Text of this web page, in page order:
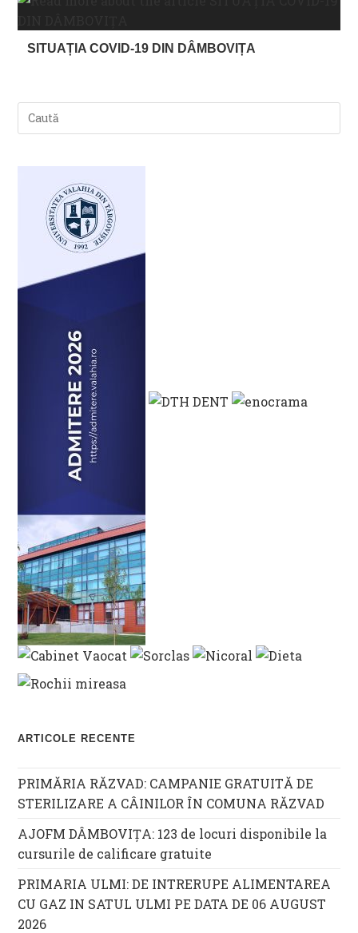
SITUAȚIA COVID-19 DIN DÂMBOVIȚA
ARTICOLE RECENTE
PRIMĂRIA RĂZVAD: CAMPANIE GRATUITĂ DE
STERILIZARE A CÂINILOR ÎN COMUNA RĂZVAD
AJOFM DÂMBOVIȚA: 123 de locuri disponibile la
cursurile de calificare gratuite
PRIMARIA ULMI: DE INTRERUPE ALIMENTAREA
CU GAZ IN SATUL ULMI PE DATA DE 06 AUGUST
2026